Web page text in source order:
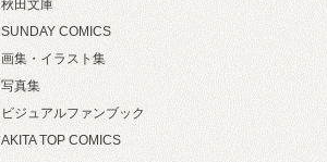
秋田文庫
SUNDAY COMICS
画集・イラスト集
写真集
ビジュアルファンブック
AKITA TOP COMICS